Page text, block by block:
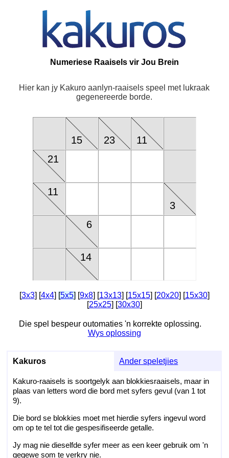
Numeriese Raaisels vir Jou Brein
Hier kan jy Kakuro aanlyn-raaisels speel met lukraak
gegenereerde borde.
15 23
11
21
11
3
6
14
[3x3] [4x4] [5x5] [9x8] [13x13] [15x15] [20x20] [15x30]
[25x25] [30x30]
Die spel bespeur outomaties 'n korrekte oplossing.
Wys oplossing
Kakuros Ander speletjies
Kakuro-raaisels is soortgelyk aan blokkiesraaisels, maar in
plaas van letters word die bord met syfers gevul (van 1 tot
9).
Die bord se blokkies moet met hierdie syfers ingevul word
om op te tel tot die gespesifiseerde getalle.
Jy mag nie dieselfde syfer meer as een keer gebruik om 'n
gegewe som te verkry nie.